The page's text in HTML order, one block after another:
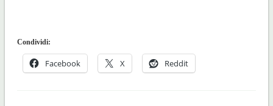
Condividi:
Facebook X Reddit